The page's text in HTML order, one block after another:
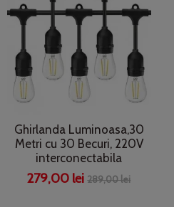
Ghirlanda Luminoasa,30
Metri cu 30 Becuri, 220V
interconectabila
279,00 lei289,00 lei